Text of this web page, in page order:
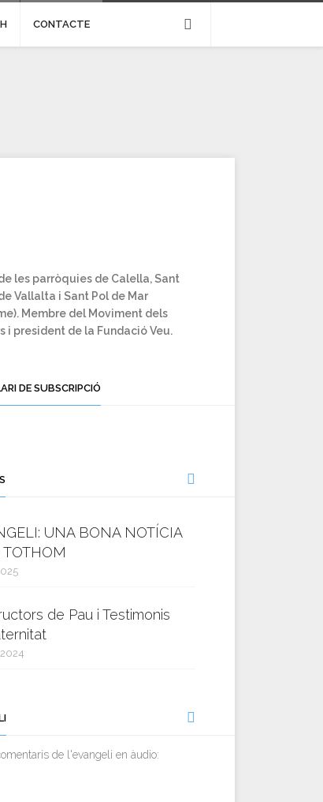
CONTACTE
les parròquies de Calella, Sant
Vallalta i Sant Pol de Mar
Membre del Moviment dels
i president de la Fundació Veu.
DE SUBSCRIPCIÓ
UNA BONA NOTÍCIA
TOTHOM
de Pau i Testimonis
de l'evangeli en àudio: